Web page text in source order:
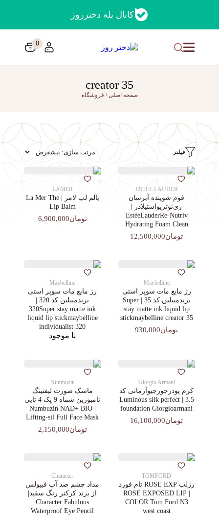
کانال بله دخترروز
0
35 creator
صفحه اصلی/ فروشگاه
فیلتر
ESTEE LAUDER
فوم شوینده آبرسان
ری‌نوتریواستیلادر |
EstéeLauderRe-Nutriv
Hydrating Foam Clean
تومان12,500,000
LAMER
بالم لب لامر | La Mer The
Lip Balm
تومان6,900,000
Maybelline
رژ مایع مات سوپر استی‌
برندمیبلین کد 35 | Super
stay matte ink liquid lip
stickmaybelline creator 35
تومان930,000
Maybelline
رژ مایع مات سوپر استی‌
برندمیبلین کد 320 |
320Super stay matte ink
liquid lip stickmaybelline
individualist 320
نا موجود
Giorgio Armani
کرم پودرجورجیوآرمانی کد
3.5 | Luminous silk perfect
foundation Giorgioarmani
تومان16,100,000
Numbuzin
ماسک صورت لیفتینگ
نامبوزین شماه 9 پک 4 تایی
| Numbuzin NAD+ BIO
Lifting-sil Full Face Mask
تومان2,150,000
TOMFORD
رژلب ROSE EXP تام فورد
| ROSE EXPOSED LIP
COLOR Tom Ford N3
west coast
Character
مداد چشم ضد آب فبیولس
از برند کرکتر رنگ سفید|
Character Fabulous
Waterproof Eye Pencil